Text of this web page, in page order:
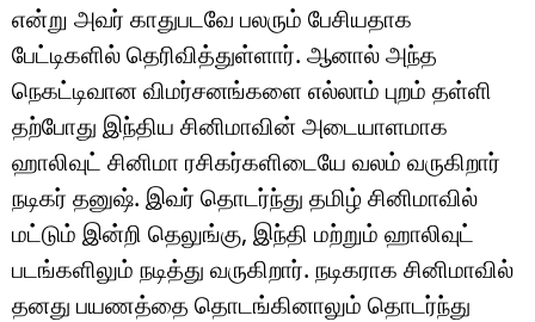
என்று அவர் காதுபடவே பலரும் பேசியதாக
பேட்டிகளில் தெரிவித்துள்ளார். ஆனால் அந்த
நெகட்டிவான விமர்சனங்களை எல்லாம் புறம் தள்ளி
தற்போது இந்திய சினிமாவின் அடையாளமாக
ஹாலிவுட் சினிமா ரசிகர்களிடையே வலம் வருகிறார்
நடிகர் தனுஷ். இவர் தொடர்ந்து தமிழ் சினிமாவில்
மட்டும் இன்றி தெலுங்கு, இந்தி மற்றும் ஹாலிவுட்
படங்களிலும் நடித்து வருகிறார். நடிகராக சினிமாவில்
தனது பயணத்தை தொடங்கினாலும் தொடர்ந்து